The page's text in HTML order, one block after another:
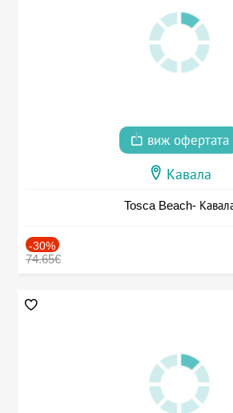
виж офертата
Кавала
Tosca Beach-
-30%
74.65€